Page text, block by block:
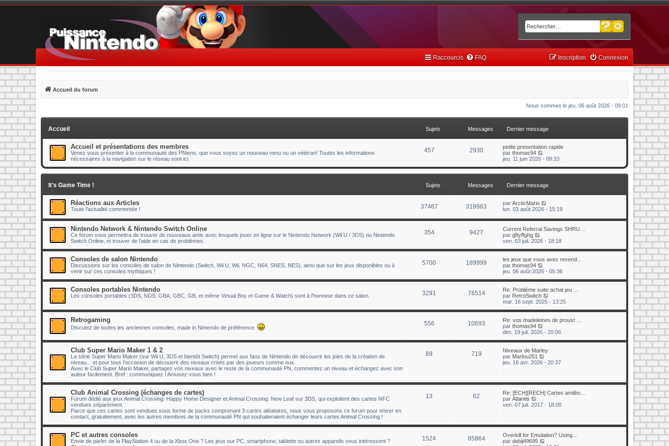
Rechercher
Recherche avancée
Raccourcis FAQ Connexion
Inscription
Accueil du forum
Nous sommes le jeu. 06 août 2026 - 09:01
Accueil Sujets Messages Dernier message
Accueil et présentations des membres
Venez vous présenter à la communauté des PNiens, que vous soyez un nouveau venu ou un vétéran! Toutes les informations
nécessaires à la navigation sur le réseau sont ici.
457 2930
petite presentation rapide
par thomas94
o
s
u
t
e
r
l
e
d
r
e
m
s
a
g
e
jeu. 11 juin 2026 - 09:33
It's Game Time ! Sujets Messages Dernier message
Réactions aux Articles
Toute l'actualité commentée ! 37467 319963 par ArcticMario
o
s
u
l
e
r
e
d
e
r
i
e
r
m
s
a
g
lun. 03 août 2026 - 15:19
Nintendo Network & Nintendo Switch Online
Ce forum vous permettra de trouver de nouveaux amis avec lesquels jouer en ligne sur le Nintendo Network (Wii U / 3DS) ou Nintendo
Switch Online, et trouver de l'aide en cas de problèmes.
354 9427
Current Referral Savings SHRU…
par gftyffghg
o
s
u
l
t
r
l
e
d
r
n
i
e
r
m
e
s
s
a
ven. 03 juil. 2026 - 18:18
Consoles de salon Nintendo
Discussions sur les consoles de salon de Nintendo (Switch, Wii U, Wii, NGC, N64, SNES, NES), ainsi que sur les jeux disponibles ou à
venir sur ces consoles mythiques !
5700 189999
les jeux que vous avez revend…
par thomas94
o
s
u
l
t
r
l
r
n
i
e
s
s
a
jeu. 06 août 2026 - 05:36
Consoles portables Nintendo
Les consoles portables (3DS, NDS, GBA, GBC, GB, et même Virtual Boy et Game & Watch) sont à l'honneur dans ce salon. 3291 76514
Re: Problème suite achat jeu …
par RetroSwitch
o
s
u
t
r
d
i
e
r
m
e
a
e
mar. 16 sept. 2025 - 13:25
Retrogaming
Discutez de toutes les anciennes consoles, made in Nintendo de préférence.
556 10693
Re: vos madeleines de proust …
par thomas94
o
s
u
l
t
e
d
e
r
m
e
s
dim. 19 juil. 2026 - 20:06
Club Super Mario Maker 1 & 2
La série Super Mario Maker (sur Wii U, 3DS et bientôt Switch) permet aux fans de Nintendo de découvrir les joies de la création de
niveau... et pour tous l'occasion de découvrir des niveaux créés par des joueurs comme eux.
Avec le Club Super Mario Maker, partagez vos niveaux avec le reste de la communauté PN, commentez un niveau et échangez avec son
auteur facilement. Bref : communiquez ! Amusez-vous bien !
89 719
Niveaux de Marley
par Marlou251
o
l
t
e
r
e
r
jeu. 16 avr. 2026 - 20:37
Club Animal Crossing (échanges de cartes)
Forum dédié aux jeux Animal Crossing: Happy Home Designer et Animal Crossing: New Leaf sur 3DS, qui exploitent des cartes NFC
vendues séparément.
Parce que ces cartes sont vendues sous forme de packs comprenant 3 cartes aléatoires, nous vous proposons ce forum pour entrer en
contact, gratuitement, avec les autres membres de la communauté PN qui souhaiteraient échanger leurs cartes Animal Crossing !
13 62
Re: [ECH][RECH] Cartes amiibo…
par Atlantis
o
l
t
e
ven. 07 juil. 2017 - 18:00
PC et autres consoles
Envie de parler de la PlayStation 4 ou de la Xbox One ? Les jeux sur PC, smartphone, tablette ou autres appareils vous intéressent ?
1524 85864
Overkill for Emulation? Using…
par debij49695